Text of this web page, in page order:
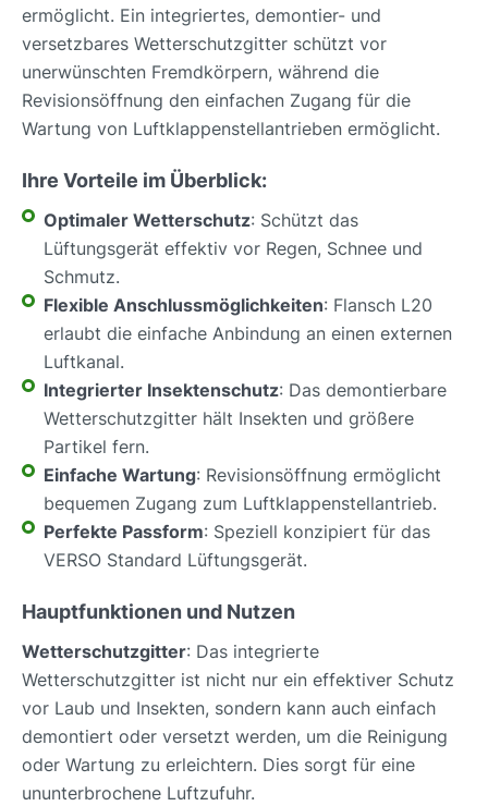
ermöglicht. Ein integriertes, demontier- und
versetzbares Wetterschutzgitter schützt vor
unerwünschten Fremdkörpern, während die
Revisionsöffnung den einfachen Zugang für die
Wartung von Luftklappenstellantrieben ermöglicht.
Ihre Vorteile im Überblick:
Optimaler Wetterschutz: Schützt das
Lüftungsgerät effektiv vor Regen, Schnee und
Schmutz.
Flexible Anschlussmöglichkeiten: Flansch L20
erlaubt die einfache Anbindung an einen externen
Luftkanal.
Integrierter Insektenschutz: Das demontierbare
Wetterschutzgitter hält Insekten und größere
Partikel fern.
Einfache Wartung: Revisionsöffnung ermöglicht
bequemen Zugang zum Luftklappenstellantrieb.
Perfekte Passform: Speziell konzipiert für das
VERSO Standard Lüftungsgerät.
Hauptfunktionen und Nutzen
Wetterschutzgitter: Das integrierte
Wetterschutzgitter ist nicht nur ein effektiver Schutz
vor Laub und Insekten, sondern kann auch einfach
demontiert oder versetzt werden, um die Reinigung
oder Wartung zu erleichtern. Dies sorgt für eine
ununterbrochene Luftzufuhr.